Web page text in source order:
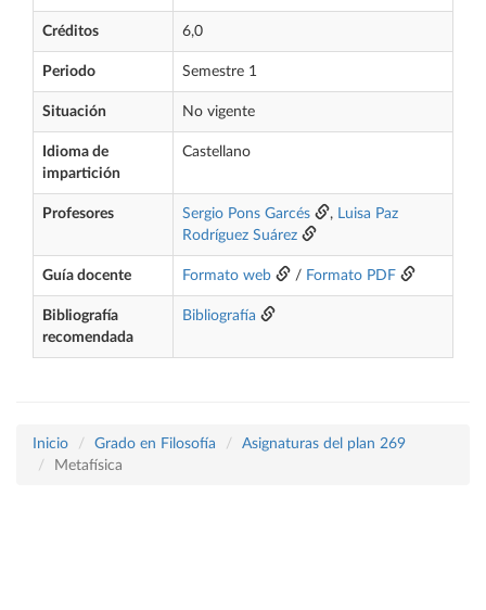
Créditos 6,0
Periodo Semestre 1
Situación No vigente
Idioma de
impartición
Castellano
Profesores Sergio Pons Garcés , Luisa Paz
Rodríguez Suárez
Guía docente Formato web / Formato PDF
Bibliografía
recomendada
Bibliografía
Inicio Grado en Filosofía
Asignaturas del plan 269
Metafísica